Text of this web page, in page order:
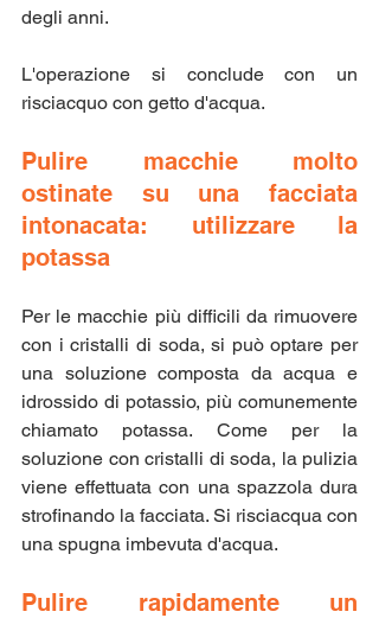
degli anni.
L'operazione si conclude con un
risciacquo con getto d'acqua.
Pulire macchie molto
ostinate su una facciata
intonacata: utilizzare la
potassa
Per le macchie più difficili da rimuovere
con i cristalli di soda, si può optare per
una soluzione composta da acqua e
idrossido di potassio, più comunemente
chiamato potassa. Come per la
soluzione con cristalli di soda, la pulizia
viene effettuata con una spazzola dura
strofinando la facciata. Si risciacqua con
una spugna imbevuta d'acqua.
Pulire rapidamente un